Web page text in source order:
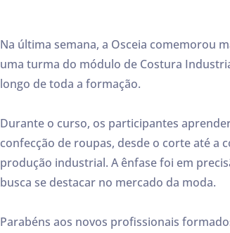
Na última semana, a Osceia comemorou
uma turma do módulo de Costura
longo de toda a formação.
Durante o curso, os participantes
confecção de roupas, desde o corte até a
produção industrial. A ênfase foi em
busca se destacar no mercado da moda.
Parabéns aos novos profissionais